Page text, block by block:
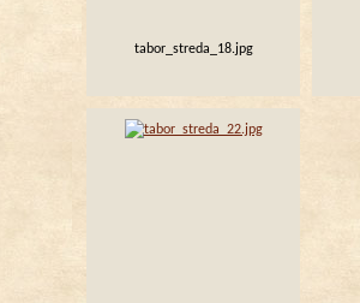
tabor_streda_18.jpg